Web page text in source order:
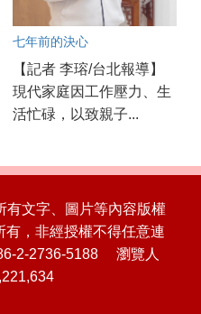
七年前的決心
【記者 李瑢/台北報導】
現代家庭因工作壓力、生
活忙碌，以致親子...
文字、圖片等內容版權
有，非經授權不得任意連
2-2736-5188 瀏覽人